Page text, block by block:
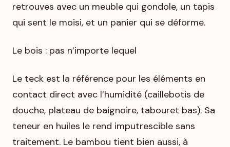
retrouves avec un meuble qui gondole, un tapis
qui sent le moisi, et un panier qui se déforme.
Le bois : pas n’importe lequel
Le teck est la référence pour les éléments en
contact direct avec l’humidité (caillebotis de
douche, plateau de baignoire, tabouret bas). Sa
teneur en huiles le rend imputrescible sans
traitement. Le bambou tient bien aussi, à